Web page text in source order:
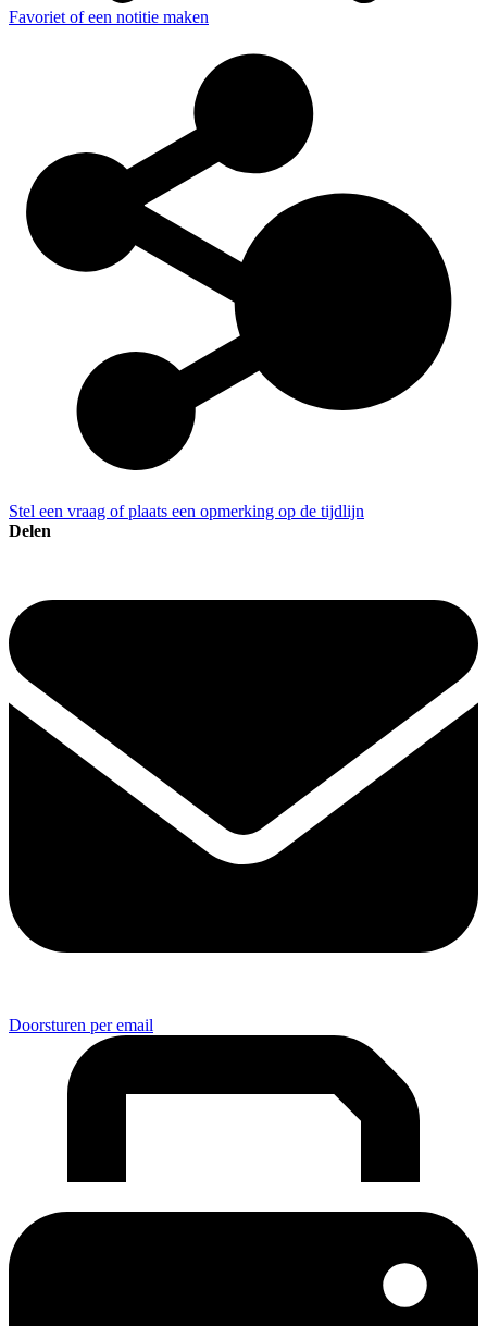
Favoriet of een notitie maken
Stel een vraag of plaats een opmerking op de tijdlijn
Delen
Doorsturen per email